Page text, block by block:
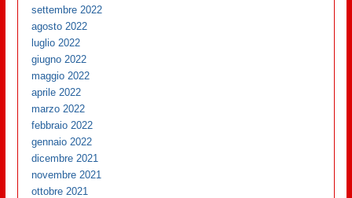
settembre 2022
agosto 2022
luglio 2022
giugno 2022
maggio 2022
aprile 2022
marzo 2022
febbraio 2022
gennaio 2022
dicembre 2021
novembre 2021
ottobre 2021